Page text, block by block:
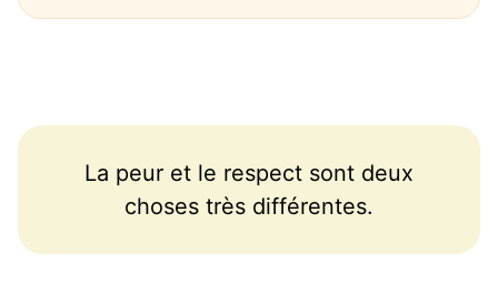
La peur et le respect sont deux
choses très différentes.